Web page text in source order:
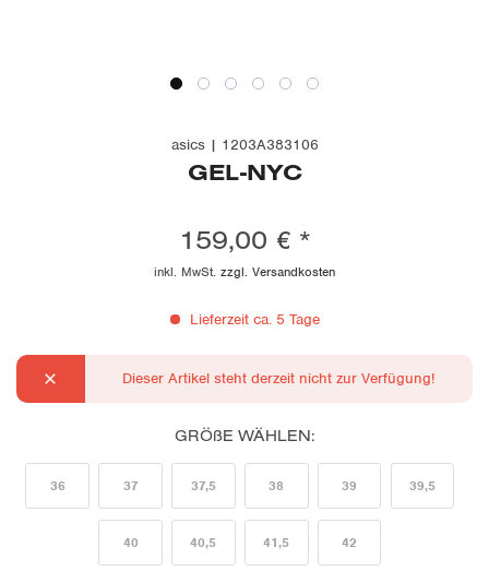
asics | 1203A383106
GEL-NYC
159,00 € *
inkl. MwSt. zzgl. Versandkosten
Lieferzeit ca. 5 Tage
Dieser Artikel steht derzeit nicht zur Verfügung!
GRÖßE WÄHLEN:
36 37 37,5 38 39 39,5
40 40,5 41,5 42